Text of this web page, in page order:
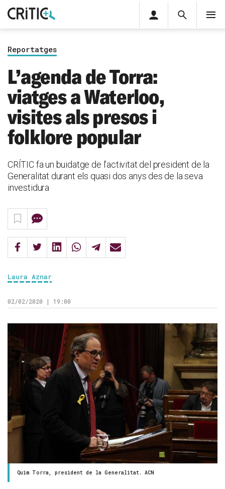
Cerca
privada
Inicia sessió
Reportatges
L’agenda de Torra:
viatges a Waterloo,
visites als presos i
folklore popular
CRÍTIC fa un buidatge de l’activitat del president de la
Generalitat durant els quasi dos anys des de la seva
investidura
Laura Aznar
02/02/2020 | 19:00
Quim Torra, president de la Generalitat. ACN